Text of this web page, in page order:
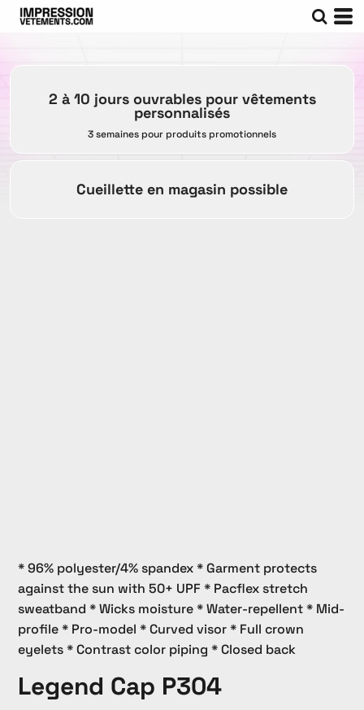
2 à 10 jours ouvrables pour vêtements
personnalisés
3 semaines pour produits promotionnels
Cueillette en magasin possible
* 96% polyester/4% spandex * Garment protects
against the sun with 50+ UPF * Pacflex stretch
sweatband * Wicks moisture * Water-repellent * Mid-
profile * Pro-model * Curved visor * Full crown
eyelets * Contrast color piping * Closed back
Legend Cap P304